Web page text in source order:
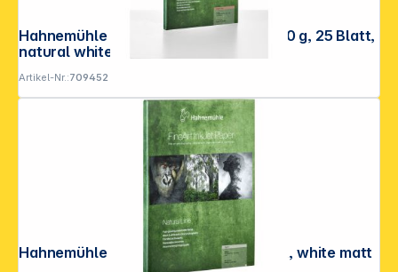
Hahnemühle Sugar Cane A 3+ matt 300 g, 25 Blatt,
natural white
Artikel-Nr.:709452
Hahnemühle Agave A 4 290 g, 25 Blatt, white matt